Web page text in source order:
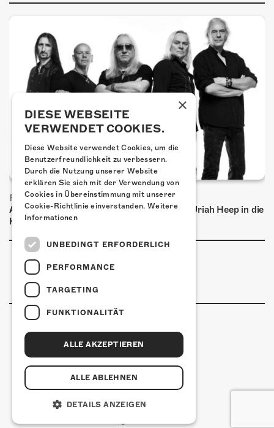
FRISCH BESTÄTIGT: URIAH HEEP
Am Sonntag, 15. November 2026 kommen Uriah Heep in die
Kulturfabrik Kofmehl!
Kulturfabrik Kofmehl
Kofmehlweg 1
+41 32 621 20 60
×
DIESE WEBSEITE
VERWENDET COOKIES.
Diese Website verwendet Cookies, um die
Benutzerfreundlichkeit zu verbessern.
Durch die Nutzung unserer Website
erklären Sie sich mit der Verwendung von
Cookies in Übereinstimmung mit unserer
Cookie-Richtlinie einverstanden. Weitere
Informationen
UNBEDINGT ERFORDERLICH
PERFORMANCE
TARGETING
FUNKTIONALITÄT
ALLE AKZEPTIEREN
ALLE ABLEHNEN
DETAILS ANZEIGEN